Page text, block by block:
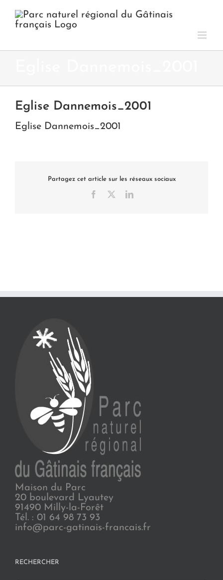
contenu
Eglise Dannemois_2001
Eglise Dannemois_2001
Partagez cet article sur les réseaux sociaux
Facebook LinkedIn
Maison du Parc
20 boulevard Lyautey
91490 Milly-la-Forêt
Tél. : 01 64 98 73 93
info@parc-gatinais-francais.fr
RECHERCHER